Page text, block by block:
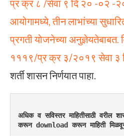
प्र क्र ८ /सेवा ९ दि २० -०२ -
आयोगामध्ये, तीन लाभांच्या
प्रगती योजनेच्या अनुज्ञेयतेबाबत.
१११९/प्र क्र ३/२०१९ सेवा ३
शर्ती शासन निर्णयात पाहा.
अधिक व सविस्तर माहितीसाठी वरील
करून download करून माहिती